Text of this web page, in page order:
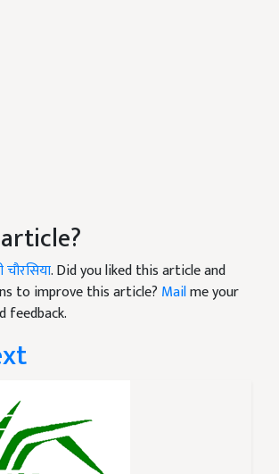
. Did you liked this article and
to improve this article? Mailme your
feedback.